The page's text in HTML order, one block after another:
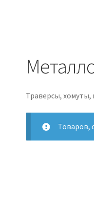
Траверсы, хомуты,
Товаров,